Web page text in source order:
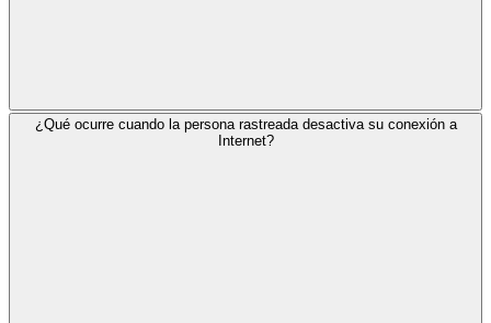
¿Qué ocurre cuando la persona rastreada desactiva su conexión a
Internet?